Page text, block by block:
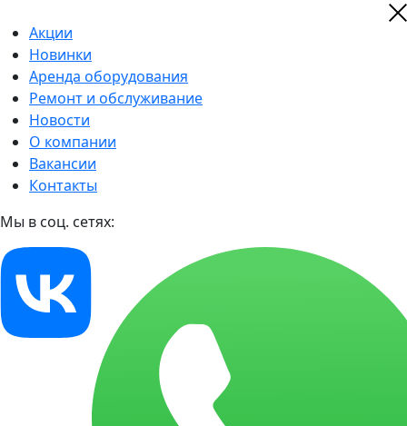
Акции
Новинки
Аренда оборудования
Ремонт и обслуживание
Новости
О компании
Вакансии
Контакты
Мы в соц. сетях: